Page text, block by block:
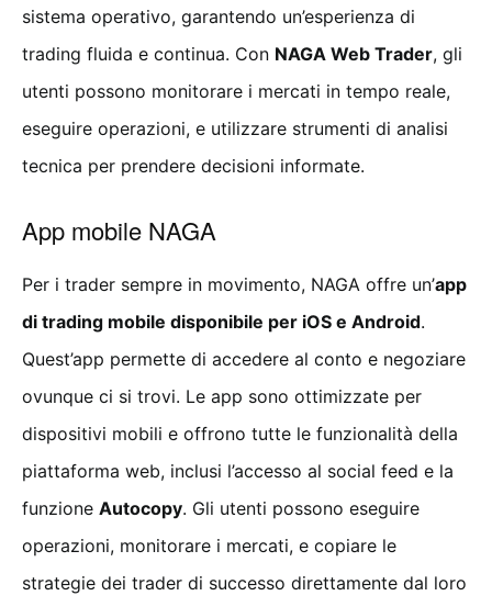
sistema operativo, garantendo un’esperienza di
trading fluida e continua. Con NAGA Web Trader, gli
utenti possono monitorare i mercati in tempo reale,
eseguire operazioni, e utilizzare strumenti di analisi
tecnica per prendere decisioni informate.
App mobile NAGA
Per i trader sempre in movimento, NAGA offre un’app
di trading mobile disponibile per iOS e Android.
Quest’app permette di accedere al conto e negoziare
ovunque ci si trovi. Le app sono ottimizzate per
dispositivi mobili e offrono tutte le funzionalità della
piattaforma web, inclusi l’accesso al social feed e la
funzione Autocopy. Gli utenti possono eseguire
operazioni, monitorare i mercati, e copiare le
strategie dei trader di successo direttamente dal loro